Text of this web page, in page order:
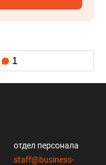
1
отдел персонала
staff@business-